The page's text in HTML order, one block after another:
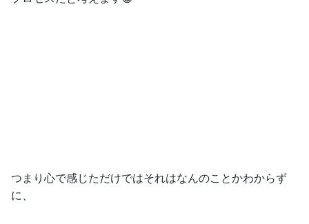
つまり心で感じただけではそれはなんのことかわからず
に、